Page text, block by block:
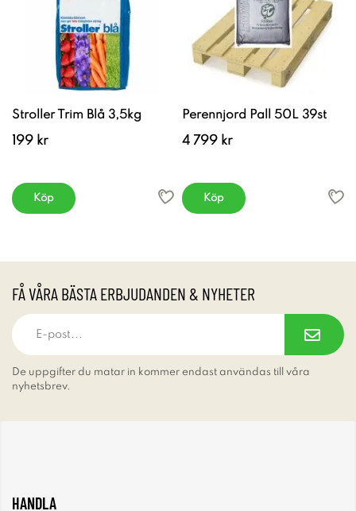
Stroller Trim Blå 3,5kg
199 kr
Köp
Perennjord Pall 50L 39st
4 799 kr
Köp
FÅ VÅRA BÄSTA ERBJUDANDEN & NYHETER
De uppgifter du matar in kommer endast användas till våra
nyhetsbrev.
HANDLA